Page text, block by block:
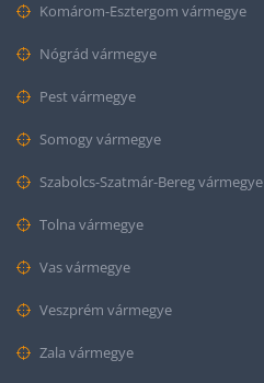
Komárom-Esztergom vármegye
Nógrád vármegye
Pest vármegye
Somogy vármegye
Szabolcs-Szatmár-Bereg vármegye
Tolna vármegye
Vas vármegye
Veszprém vármegye
Zala vármegye